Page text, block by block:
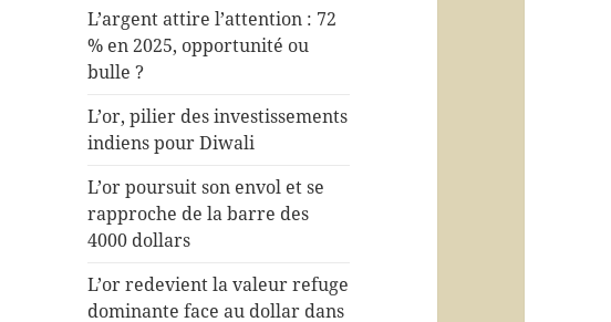
L’argent attire l’attention : 72
% en 2025, opportunité ou
bulle ?
L’or, pilier des investissements
indiens pour Diwali
L’or poursuit son envol et se
rapproche de la barre des
4000 dollars
L’or redevient la valeur refuge
dominante face au dollar dans